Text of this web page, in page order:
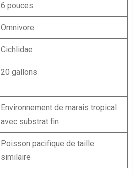
6 pouces
Omnivore
Cichlidae
20 gallons
Environnement de marais tropical
avec substrat fin
Poisson pacifique de taille
similaire